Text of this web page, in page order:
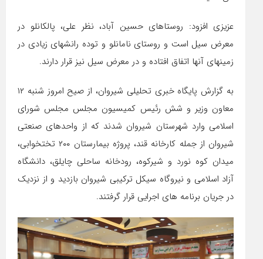
عزیزی افزود: روستاهای حسین آباد، نظر علی، پالکانلو در
معرض سیل است و روستای نامانلو و توده رانشهای زیادی در
زمینهای آنها اتفاق افتاده و در معرض سیل نیز قرار دارند.
به گزارش پایگاه خبری تحلیلی شیروان، از صیح امروز شنبه ۱۲
معاون وزیر و شش رئیس کمیسیون مجلس مجلس شورای
اسلامی وارد شهرستان شیروان شدند که از واحدهای صنعتی
شیروان از جمله کارخانه قند، پروژه بیمارستان ۲۰۰ تختخوابی،
میدان کوه نورد و شیرکوه، رودخانه ساحلی چایلق، دانشگاه
آزاد اسلامی و نیروگاه سیکل ترکیبی شیروان بازدید و از نزدیک
در جریان برنامه های اجرایی قرار گرفتند.